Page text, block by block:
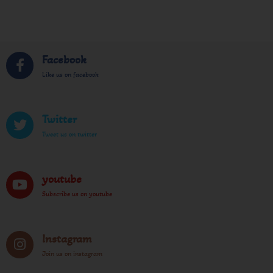
Facebook
Like us on facebook
Twitter
Tweet us on twitter
youtube
Subscribe us on youtube
Instagram
Join us on instagram